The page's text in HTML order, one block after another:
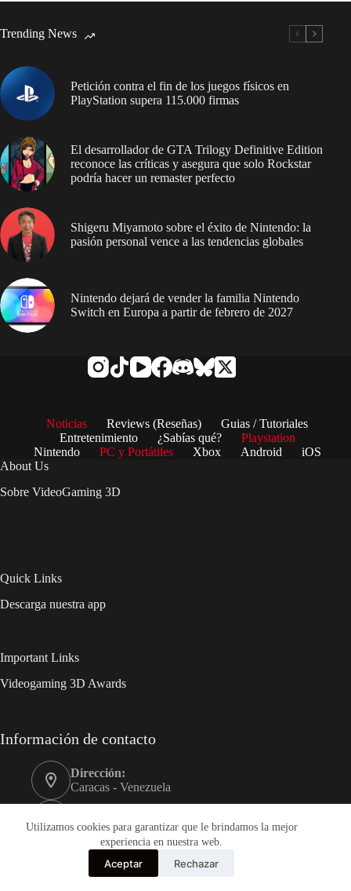
Utilizamos cookies para garantizar que le brindamos la mejor
experiencia en nuestra web.
Aceptar Rechazar
Trending News
Petición contra el fin de los juegos físicos en
PlayStation supera 115.000 firmas
El desarrollador de GTA Trilogy Definitive Edition
reconoce las críticas y asegura que solo Rockstar
podría hacer un remaster perfecto
Shigeru Miyamoto sobre el éxito de Nintendo: la
pasión personal vence a las tendencias globales
Nintendo dejará de vender la familia Nintendo
Switch en Europa a partir de febrero de 2027
Noticias Reviews (Reseñas)
Guias / Tutoriales
Entretenimiento
¿Sabías qué?
Playstation
Nintendo
PC y Portátiles Xbox Android
iOS
About Us
Sobre VideoGaming 3D
Quick Links
Descarga nuestra app
Important Links
Videogaming 3D Awards
Información de contacto
Dirección:
Caracas - Venezuela
+58 0412-3989999
Correo electrónico:
videogaming3d@gmail.com